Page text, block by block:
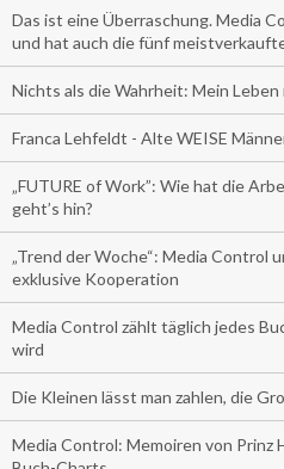
Das ist eine Überraschung. Media
und hat auch die fünf
Nichts als die Wahrheit: Mein
Franca Lehfeldt - Alte WEISE
„FUTURE of Work”: Wie hat die
geht’s hin?
„Trend der Woche“: Media Control
exklusive Kooperation
Media Control zählt täglich jedes
wird
Die Kleinen lässt man zahlen, die
Media Control: Memoiren von Prinz